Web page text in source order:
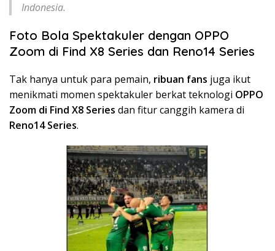
Indonesia.
Foto Bola Spektakuler dengan OPPO
Zoom di Find X8 Series dan Reno14 Series
Tak hanya untuk para pemain, ribuan fans juga ikut
menikmati momen spektakuler berkat teknologi OPPO
Zoom di Find X8 Series dan fitur canggih kamera di
Reno14 Series.